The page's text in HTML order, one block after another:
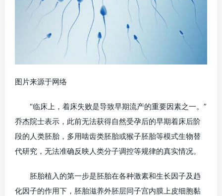
图片来源于网络
“临床上，着床失败是导致早期流产的重要因素之一。”
乔杰院士表示，此前无法获得自然受孕后的早期着床后阶
段的人类胚胎，多用啮齿类胚胎或猴子胚胎等模式生物替
代研究，无法准确反映人类分子调控等规律的真实情况。
胚胎植入的第一步是胚胎在各种激素和生长因子及趋
化因子的作用下，胚胎滋养外胚层同子宫内膜上皮细胞黏